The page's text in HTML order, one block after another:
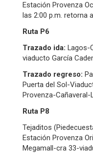
Estación Provenza
las 2:00 p.m. retorna
Ruta P6
Trazado ida: Lagos-
viaducto García
Trazado regreso:
Puerta del Sol-
Provenza-Cañaveral-
Ruta P8
Tejaditos
Estación Provenza
Megamall-cra 33-